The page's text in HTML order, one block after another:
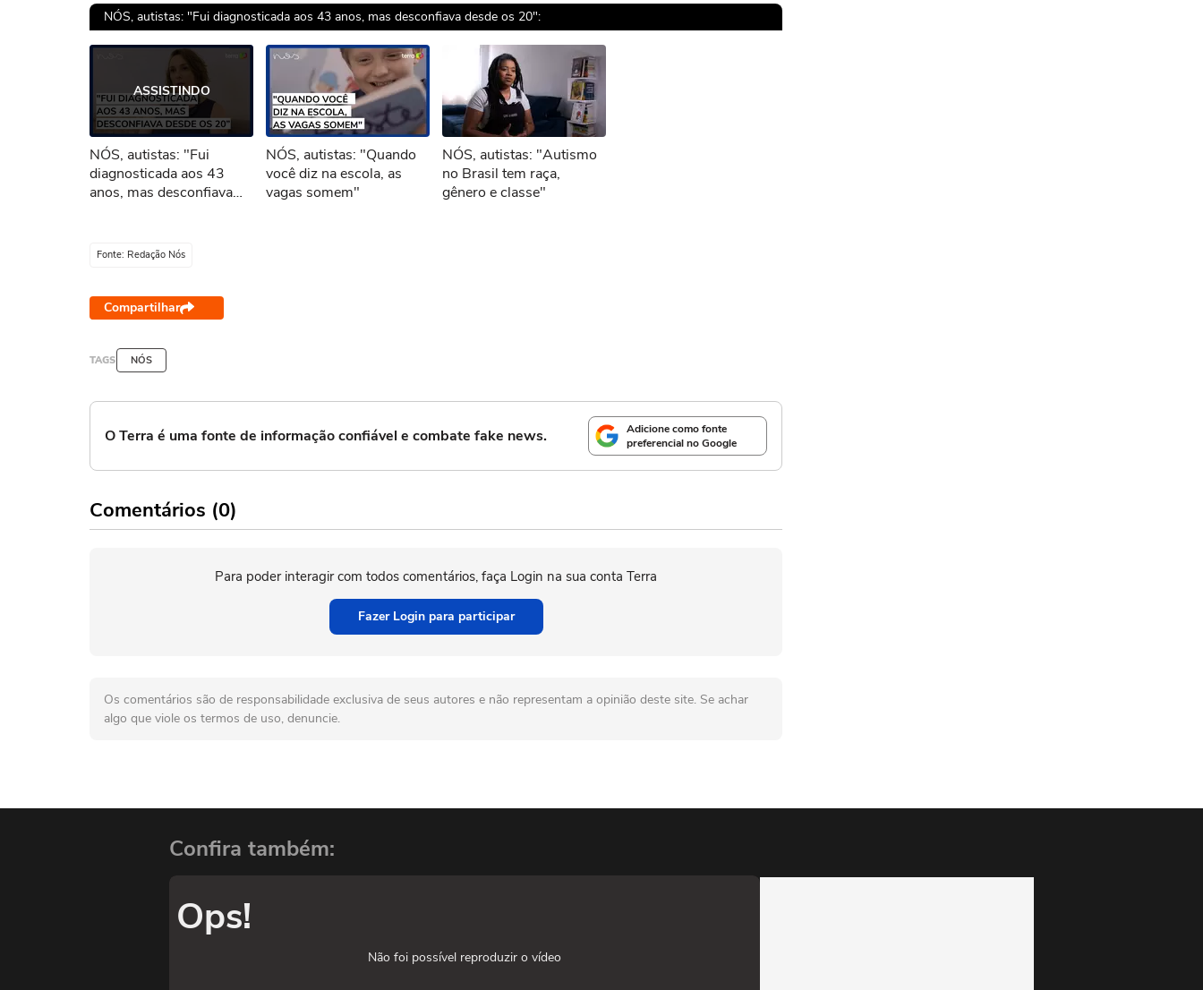
NÓS, autistas: "Fui diagnosticada aos 43 anos, mas desconfiava desde os 20":
Ops!
Não foi possível reproduzir o vídeo
Tentar novamente
ASSISTINDO
NÓS, autistas: "Fui
diagnosticada aos 43
anos, mas desconfiava
NÓS, autistas: "Quando
você diz na escola, as
vagas somem"
NÓS, autistas: "Autismo
no Brasil tem raça,
gênero e classe"
Fonte: Redação Nós
Compartilhar
TAGS NÓS
O Terra é uma fonte de informação confiável e combate fake news.
Adicione como fonte
preferencial no Google
Comentários (0)
Para poder interagir com todos comentários, faça Login na sua conta Terra
Fazer Login para participar
Os comentários são de responsabilidade exclusiva de seus autores e não representam a opinião deste site. Se achar
algo que viole os termos de uso, denuncie.
Confira também:
Ops!
Não foi possível reproduzir o vídeo